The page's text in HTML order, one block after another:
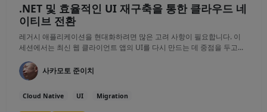
.NET 및 효율적인 UI 재구축을 통한 클라우드 네
이티브 전환
레거시 애플리케이션을 현대화하려면 많은 고려 사항이 필요합니다. 이
세션에서는 최신 웹 클라이언트 앱의 UI를 다시 만드는 데 중점을 두고...
사카모토 준이치
Cloud Native UI Migration